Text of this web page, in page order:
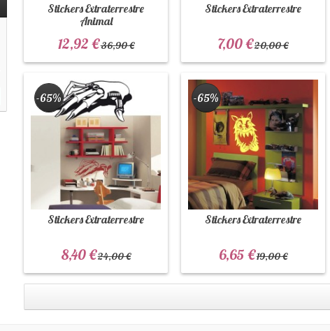
Stickers Extraterrestre
Animal
12,92 €36,90 €
Stickers Extraterrestre
7,00 €20,00 €
Stickers Extraterrestre
-65%
8,40 €24,00 €
Stickers Extraterrestre
-65%
6,65 €19,00 €